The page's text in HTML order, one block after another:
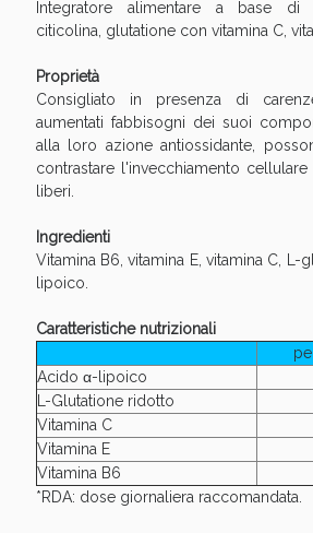
Integratore alimentare a base di
citicolina, glutatione con vitamina C,
Proprietà
Consigliato in presenza di
aumentati fabbisogni dei suoi
alla loro azione antiossidante,
contrastare l'invecchiamento
liberi.
Ingredienti
Vitamina B6, vitamina E, vitamina C, L-
lipoico.
Caratteristiche nutrizionali
Acido α-lipoico
L-Glutatione ridotto
Vitamina C
Vitamina E
Vitamina B6
*RDA: dose giornaliera raccomandata.
Benessere Intestinale: Sconto
Scopri le offerte di